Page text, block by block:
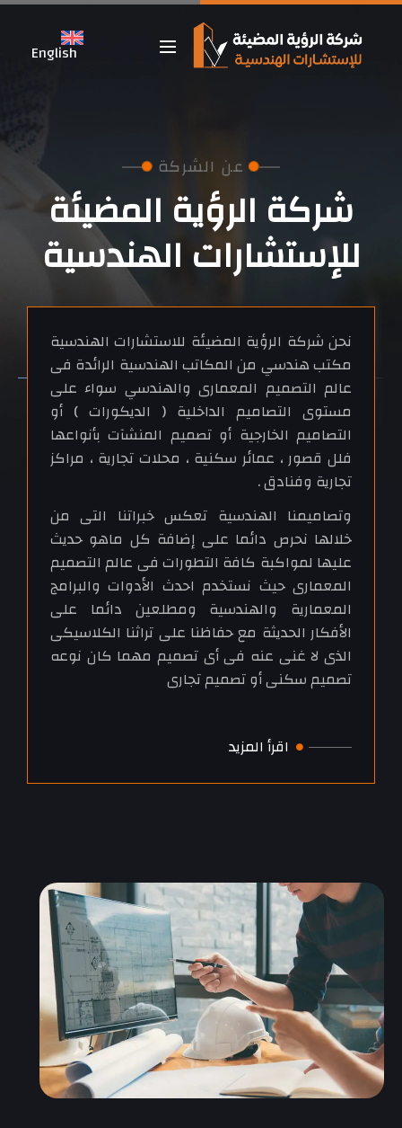
English
عن الشركة
شركة الرؤية المضيئة
للإستشارات الهندسية
نحن شركة الرؤية المضيئة للاستشارات الهندسية
مكتب هندسي من المكاتب الهندسية الرائدة فى
عالم التصميم المعمارى والهندسي سواء على
مستوى التصاميم الداخلية ( الديكورات ) أو
التصاميم الخارجية أو تصميم المنشآت بأنواعها
فلل قصور ، عمائر سكنية ، محلات تجارية ، مراكز
تجارية وفنادق .
وتصاميمنا الهندسية تعكس خبراتنا التى من
خلالها نحرص دائما على إضافة كل ماهو حديث
عليها لمواكبة كافة التطورات فى عالم التصميم
المعمارى حيث نستخدم احدث الأدوات والبرامج
المعمارية والهندسية ومطلعين دائما على
الأفكار الحديثة مع حفاظنا على تراثنا الكلاسيكى
الذى لا غنى عنه فى أى تصميم مهما كان نوعه
تصميم سكنى أو تصميم تجارى
اقرأ المزيد